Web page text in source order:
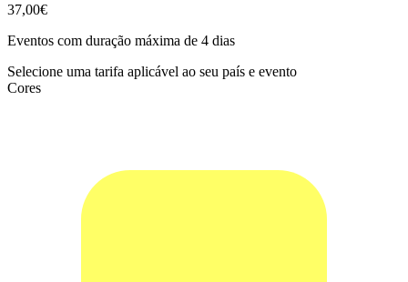
37,00€
Eventos com duração máxima de 4 dias
Selecione uma tarifa aplicável ao seu país e evento
Cores